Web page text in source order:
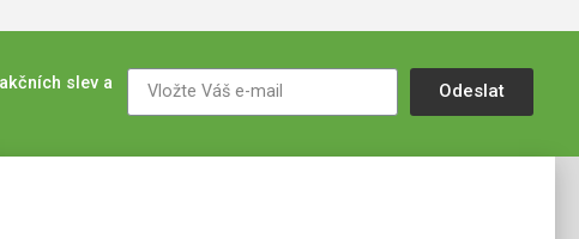
slev a
Odeslat